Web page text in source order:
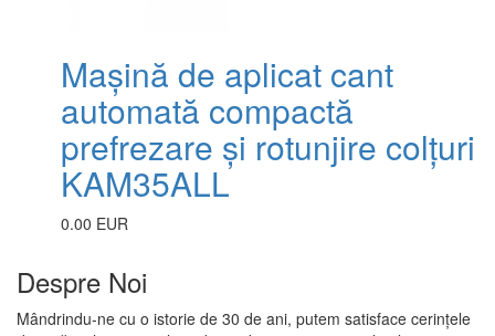
Mașină de aplicat cant
automată compactă
prefrezare și rotunjire colțuri
KAM35ALL
0.00 EUR
Despre Noi
Mândrindu-ne cu o istorie de 30 de ani, putem satisface cerințele